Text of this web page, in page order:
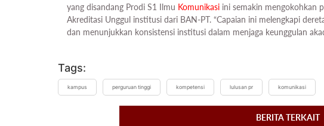
yang disandang Prodi S1 Ilmu Komunikasi ini semakin mengokohkan
Akreditasi Unggul institusi dari BAN-PT. “Capaian ini melengkapi
dan menunjukkan konsistensi institusi dalam menjaga keunggulan
Tags:
kampus perguruan tinggi kompetensi lulusan pr komunikasi
BERITA TERKAIT